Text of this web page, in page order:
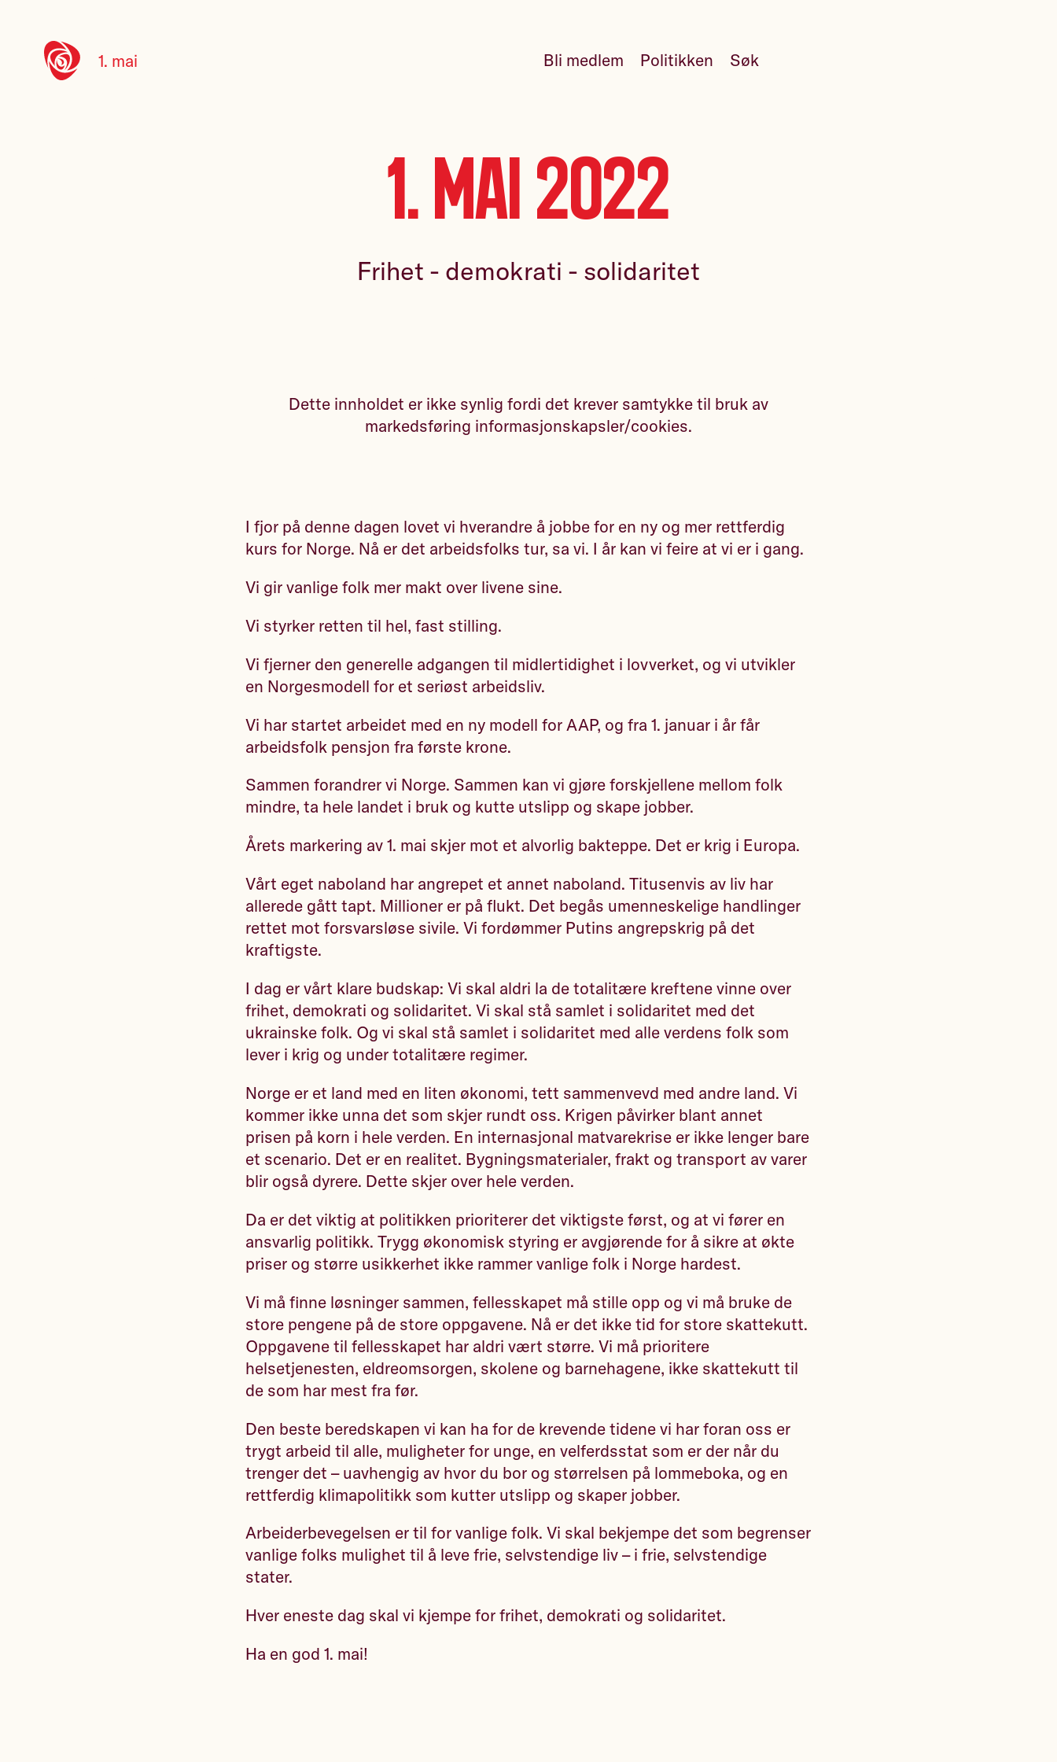
Bli medlem Politikken Søk
1. mai
1. mai 2022
Frihet - demokrati - solidaritet
Dette innholdet er ikke synlig fordi det krever samtykke til bruk av
markedsføring informasjonskapsler/cookies.
I fjor på denne dagen lovet vi hverandre å jobbe for en ny og mer rettferdig
kurs for Norge. Nå er det arbeidsfolks tur, sa vi. I år kan vi feire at vi er i gang.
Vi gir vanlige folk mer makt over livene sine.
Vi styrker retten til hel, fast stilling.
Vi fjerner den generelle adgangen til midlertidighet i lovverket, og vi utvikler
en Norgesmodell for et seriøst arbeidsliv.
Vi har startet arbeidet med en ny modell for AAP, og fra 1. januar i år får
arbeidsfolk pensjon fra første krone.
Sammen forandrer vi Norge. Sammen kan vi gjøre forskjellene mellom folk
mindre, ta hele landet i bruk og kutte utslipp og skape jobber.
Årets markering av 1. mai skjer mot et alvorlig bakteppe. Det er krig i Europa.
Vårt eget naboland har angrepet et annet naboland. Titusenvis av liv har
allerede gått tapt. Millioner er på flukt. Det begås umenneskelige handlinger
rettet mot forsvarsløse sivile. Vi fordømmer Putins angrepskrig på det
kraftigste.
I dag er vårt klare budskap: Vi skal aldri la de totalitære kreftene vinne over
frihet, demokrati og solidaritet. Vi skal stå samlet i solidaritet med det
ukrainske folk. Og vi skal stå samlet i solidaritet med alle verdens folk som
lever i krig og under totalitære regimer.
Norge er et land med en liten økonomi, tett sammenvevd med andre land. Vi
kommer ikke unna det som skjer rundt oss. Krigen påvirker blant annet
prisen på korn i hele verden. En internasjonal matvarekrise er ikke lenger bare
et scenario. Det er en realitet. Bygningsmaterialer, frakt og transport av varer
blir også dyrere. Dette skjer over hele verden.
Da er det viktig at politikken prioriterer det viktigste først, og at vi fører en
ansvarlig politikk. Trygg økonomisk styring er avgjørende for å sikre at økte
priser og større usikkerhet ikke rammer vanlige folk i Norge hardest.
Vi må finne løsninger sammen, fellesskapet må stille opp og vi må bruke de
store pengene på de store oppgavene. Nå er det ikke tid for store skattekutt.
Oppgavene til fellesskapet har aldri vært større. Vi må prioritere
helsetjenesten, eldreomsorgen, skolene og barnehagene, ikke skattekutt til
de som har mest fra før.
Den beste beredskapen vi kan ha for de krevende tidene vi har foran oss er
trygt arbeid til alle, muligheter for unge, en velferdsstat som er der når du
trenger det – uavhengig av hvor du bor og størrelsen på lommeboka, og en
rettferdig klimapolitikk som kutter utslipp og skaper jobber.
Arbeiderbevegelsen er til for vanlige folk. Vi skal bekjempe det som begrenser
vanlige folks mulighet til å leve frie, selvstendige liv – i frie, selvstendige
stater.
Hver eneste dag skal vi kjempe for frihet, demokrati og solidaritet.
Ha en god 1. mai!